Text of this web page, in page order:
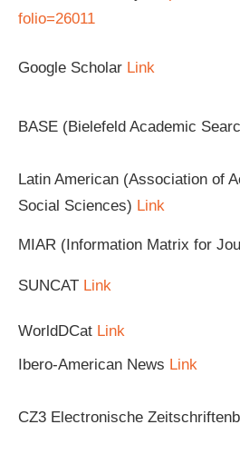
folio=26011
Google Scholar Link
BASE (Bielefeld Academic
Latin American (Association of
Social Sciences) Link
MIAR (Information Matrix for
SUNCAT Link
WorldDCat Link
Ibero-American News Link
CZ3 Electronische